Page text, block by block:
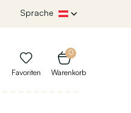
Sprache
0
Warenkorb
Favoriten